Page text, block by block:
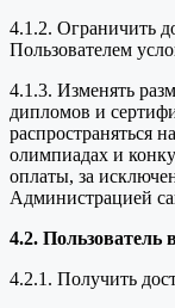
4.1.2. Ограничить
Пользователем
4.1.3. Изменять
дипломов и
распространяться
олимпиадах и
оплаты, за
Администрацией
4.2. Пользователь
4.2.1. Получить